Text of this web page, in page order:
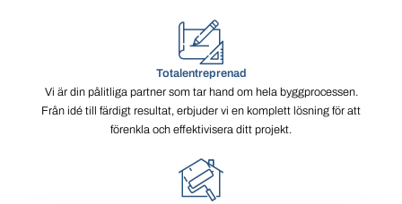
Totalentreprenad
Vi är din pålitliga partner som tar hand om hela byggprocessen.
Från idé till färdigt resultat, erbjuder vi en komplett lösning för att
förenkla och effektivisera ditt projekt.